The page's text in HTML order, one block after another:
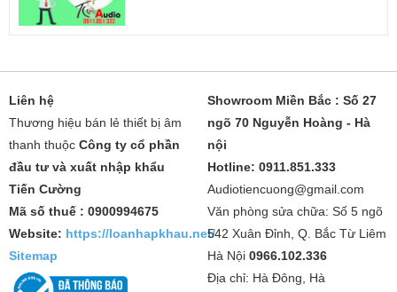
Liên hệ
Thương hiệu bán lẻ thiết bị âm
thanh thuộc Công ty cổ phần
đầu tư và xuất nhập khẩu
Tiến Cường
Mã số thuế : 0900994675
Website: https://loanhapkhau.net/
Sitemap
Showroom Miền Bắc : Số 27
ngõ 70 Nguyễn Hoàng - Hà
nội
Hotline: 0911.851.333
Audiotiencuong@gmail.com
Văn phòng sửa chữa: Số 5 ngõ
542 Xuân Đỉnh, Q. Bắc Từ Liêm
Hà Nội 0966.102.336
Địa chỉ: Hà Đông, Hà